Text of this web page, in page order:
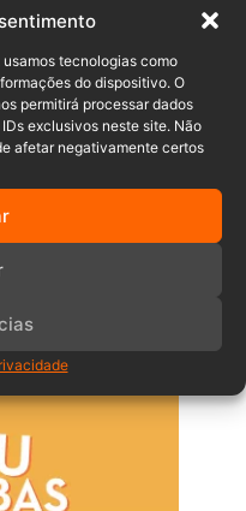
tecnologias como
do dispositivo. O
permitirá processar dados
exclusivos neste site. Não
afetar negativamente certos